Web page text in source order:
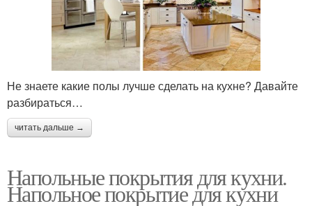
Не знаете какие полы лучше сделать на кухне? Давайте
разбираться…
читать дальше →
Напольные покрытия для кухни.
Напольное покрытие для кухни